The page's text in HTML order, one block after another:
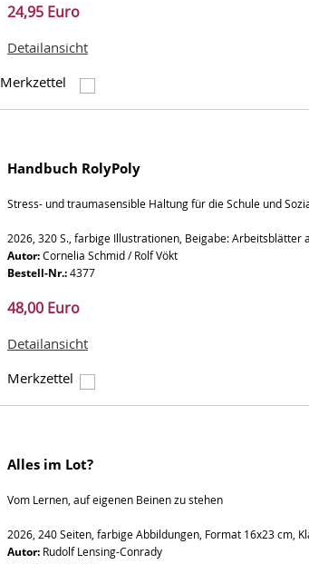
24,95 Euro
Detailansicht
Merkzettel
Handbuch RolyPoly
Stress- und traumasensible Haltung für die Schule und
2026, 320 S., farbige Illustrationen, Beigabe: Arbeitsblätter
Autor: Cornelia Schmid / Rolf Vökt
Bestell-Nr.: 4377
48,00 Euro
Detailansicht
Merkzettel
Alles im Lot?
Vom Lernen, auf eigenen Beinen zu stehen
2026, 240 Seiten, farbige Abbildungen, Format 16x23 cm,
Autor: Rudolf Lensing-Conrady